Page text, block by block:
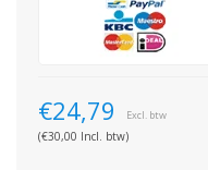
€24,79 Excl. btw
(€30,00 Incl. btw)